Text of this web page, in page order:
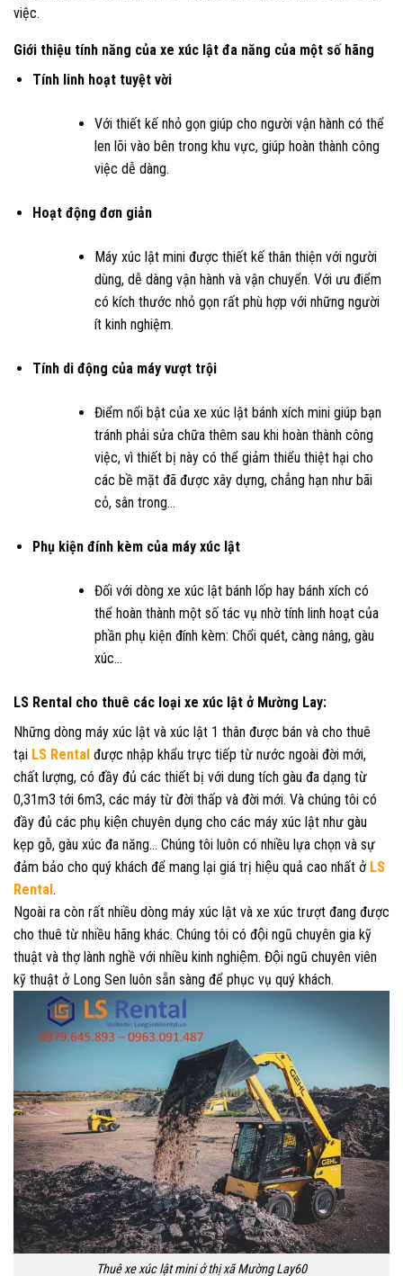
việc.
Giới thiệu tính năng của xe xúc lật đa năng của một số hãng
Tính linh hoạt tuyệt vời
Với thiết kế nhỏ gọn giúp cho người vận hành có thể
len lõi vào bên trong khu vực, giúp hoàn thành công
việc dễ dàng.
Hoạt động đơn giản
Máy xúc lật mini được thiết kế thân thiện với người
dùng, dễ dàng vận hành và vận chuyển. Với ưu điểm
có kích thước nhỏ gọn rất phù hợp với những người
ít kinh nghiệm.
Tính di động của máy vượt trội
Điểm nổi bật của xe xúc lật bánh xích mini giúp bạn
tránh phải sửa chữa thêm sau khi hoàn thành công
việc, vì thiết bị này có thể giảm thiểu thiệt hại cho
các bề mặt đã được xây dựng, chẳng hạn như bãi
cỏ, sân trong…
Phụ kiện đính kèm của máy xúc lật
Đối với dòng xe xúc lật bánh lốp hay bánh xích có
thể hoàn thành một số tác vụ nhờ tính linh hoạt của
phần phụ kiện đính kèm: Chổi quét, càng nâng, gàu
xúc…
LS Rental cho thuê các loại xe xúc lật ở Mường Lay:
Những dòng máy xúc lật và xúc lật 1 thân được bán và cho thuê
tại LS Rental được nhập khẩu trực tiếp từ nước ngoài đời mới,
chất lượng, có đầy đủ các thiết bị với dung tích gàu đa dạng từ
0,31m3 tới 6m3, các máy từ đời thấp và đời mới. Và chúng tôi có
đầy đủ các phụ kiện chuyên dụng cho các máy xúc lật như gàu
kẹp gỗ, gàu xúc đa năng… Chúng tôi luôn có nhiều lựa chọn và sự
đảm bảo cho quý khách để mang lại giá trị hiệu quả cao nhất ở LS
Rental.
Ngoài ra còn rất nhiều dòng máy xúc lật và xe xúc trượt đang được
cho thuê từ nhiều hãng khác. Chúng tôi có đội ngũ chuyên gia kỹ
thuật và thợ lành nghề với nhiều kinh nghiệm. Đội ngũ chuyên viên
kỹ thuật ở Long Sen luôn sẵn sàng để phục vụ quý khách.
Thuê xe xúc lật mini ở thị xã Mường Lay60